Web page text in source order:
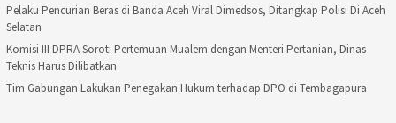
Pelaku Pencurian Beras di Banda Aceh Viral Dimedsos, Ditangkap Polisi Di Aceh
Selatan
Komisi III DPRA Soroti Pertemuan Mualem dengan Menteri Pertanian, Dinas
Teknis Harus Dilibatkan
Tim Gabungan Lakukan Penegakan Hukum terhadap DPO di Tembagapura